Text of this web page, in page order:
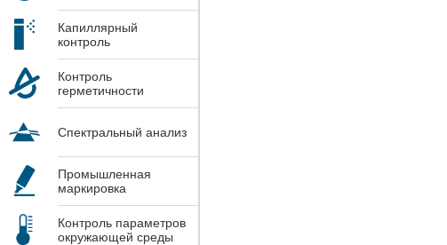
Капиллярный
контроль
Контроль
герметичности
Спектральный анализ
Промышленная
маркировка
Контроль параметров
окружающей среды